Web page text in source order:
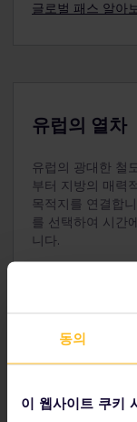
동의
이 웹사이트 쿠키
2명의 어린이
12세 미만의
석에서 여행합
결제 전에 성
께 어린이 패
구매 후에는
다.
만 12-27세
다.
글로벌 패스 알아
유럽의 열차
유럽의 광대한 철
부터 지방의 매력
목적지를 연결합
를 선택하여 시간
니다.
여행 계획